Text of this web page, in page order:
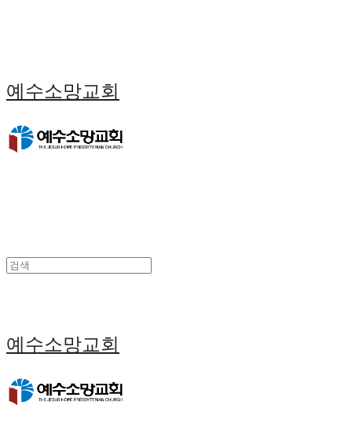
예수소망교회
예수소망교회